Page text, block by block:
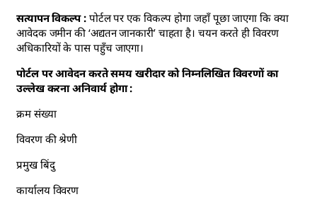
सत्यापन विकल्प :पोर्टल पर एक विकल्प होगा जहाँ पूछा जाएगा कि क्या
आवेदक जमीन की ‘अद्यतन जानकारी’ चाहता है। चयन करते ही विवरण
अधिकारियों के पास पहुँच जाएगा।
पोर्टल पर आवेदन करते समय खरीदार को निम्नलिखित विवरणों का
उल्लेख करना अनिवार्य होगा :
क्रम संख्या
विवरण की श्रेणी
प्रमुख बिंदु
कार्यालय विवरण